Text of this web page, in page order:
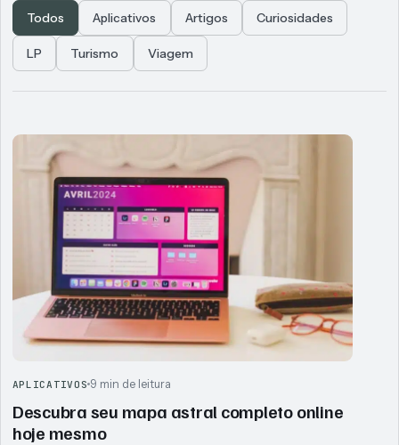
Todos Aplicativos Artigos Curiosidades
LP Turismo Viagem
Articles
APLICATIVOS 9 min de leitura
Descubra seu mapa astral completo online
hoje mesmo